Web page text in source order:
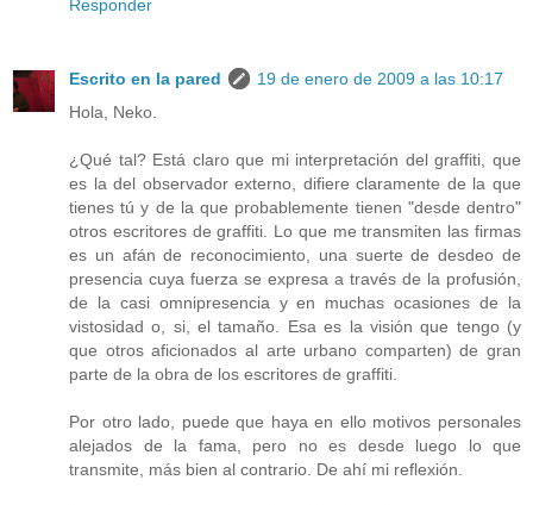
Responder
Escrito en la pared
19 de enero de 2009 a las 10:17
Hola, Neko.
¿Qué tal? Está claro que mi interpretación del graffiti, que
es la del observador externo, difiere claramente de la que
tienes tú y de la que probablemente tienen "desde dentro"
otros escritores de graffiti. Lo que me transmiten las firmas
es un afán de reconocimiento, una suerte de desdeo de
presencia cuya fuerza se expresa a través de la profusión,
de la casi omnipresencia y en muchas ocasiones de la
vistosidad o, si, el tamaño. Esa es la visión que tengo (y
que otros aficionados al arte urbano comparten) de gran
parte de la obra de los escritores de graffiti.
Por otro lado, puede que haya en ello motivos personales
alejados de la fama, pero no es desde luego lo que
transmite, más bien al contrario. De ahí mi reflexión.